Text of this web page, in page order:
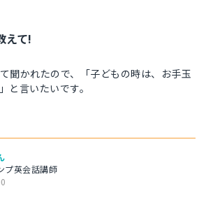
えて!
聞かれたので、「子どもの時は、お手玉
と言いたいです。
プ英会話講師